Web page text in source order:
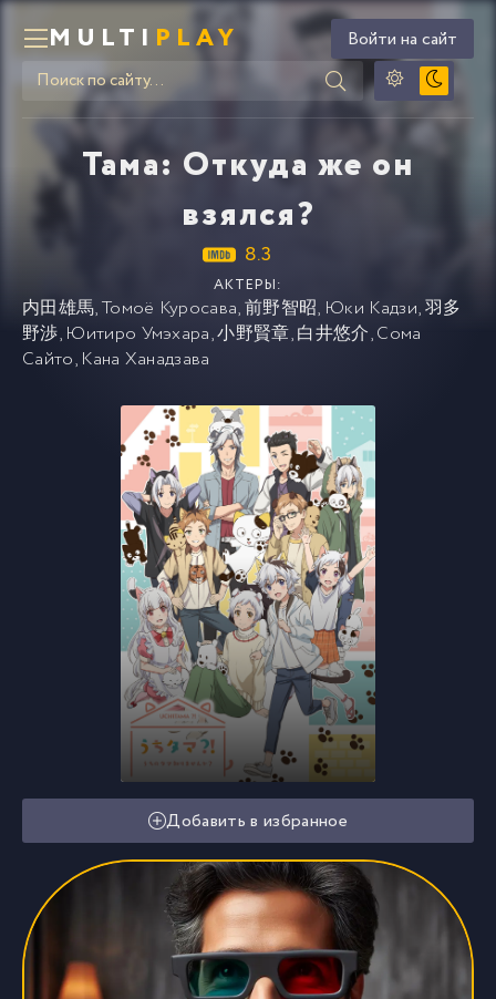
MULTI PLAY Войти на сайт
Тама: Откуда же он
взялся?
8.3
АКТЕРЫ:
内田雄馬,Томоё Куросава,前野智昭, Юки Кадзи,羽多
野渉, Юитиро Умэхара,小野賢章,白井悠介,Сома
Сайто, Кана Ханадзава
Добавить в избранное